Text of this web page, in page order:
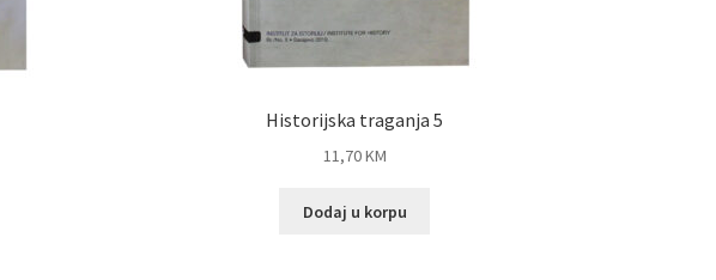
Historijska traganja 5
11,70KM
Dodaj u korpu